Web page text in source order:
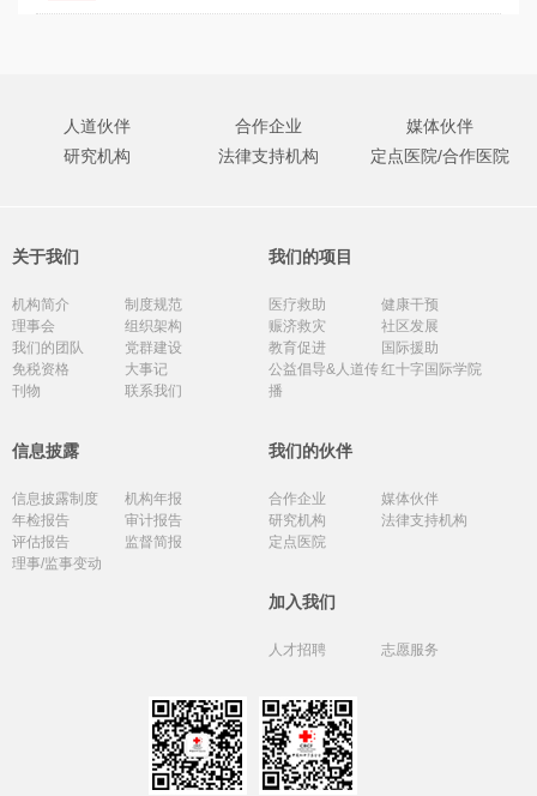
人道伙伴 合作企业
媒体伙伴
研究机构
法律支持机构 定点医院/合作医院
关于我们
机构简介
制度规范
理事会
组织架构
我们的团队
党群建设
免税资格
大事记
刊物
联系我们
我们的项目
医疗救助
健康干预
赈济救灾
社区发展
教育促进
国际援助
公益倡导&人道传
播
红十字国际学院
信息披露
信息披露制度
机构年报
年检报告
审计报告
评估报告
监督简报
理事/监事变动
我们的伙伴
合作企业
媒体伙伴
研究机构
法律支持机构
定点医院
加入我们
人才招聘 志愿服务